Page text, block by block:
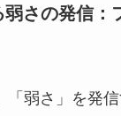
さの発信：
「弱さ」を発